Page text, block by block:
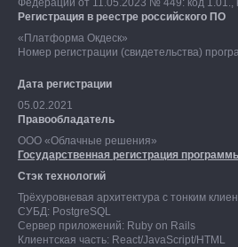
Регистрация в реестре российского ПО
«Платформа Окдеск»
Номер регистрации (свидетельства)
Дата регистрации
05.02.2021
Правообладатель
ООО «Облачные решения»
Государственная регистрация
Стэк технологий
Трёхуровневая архитектура с тонким
СУБД: PostgreSQL
Сервер приложений: Ruby on Rails
Клиентская часть: React/JavaScript/HTML